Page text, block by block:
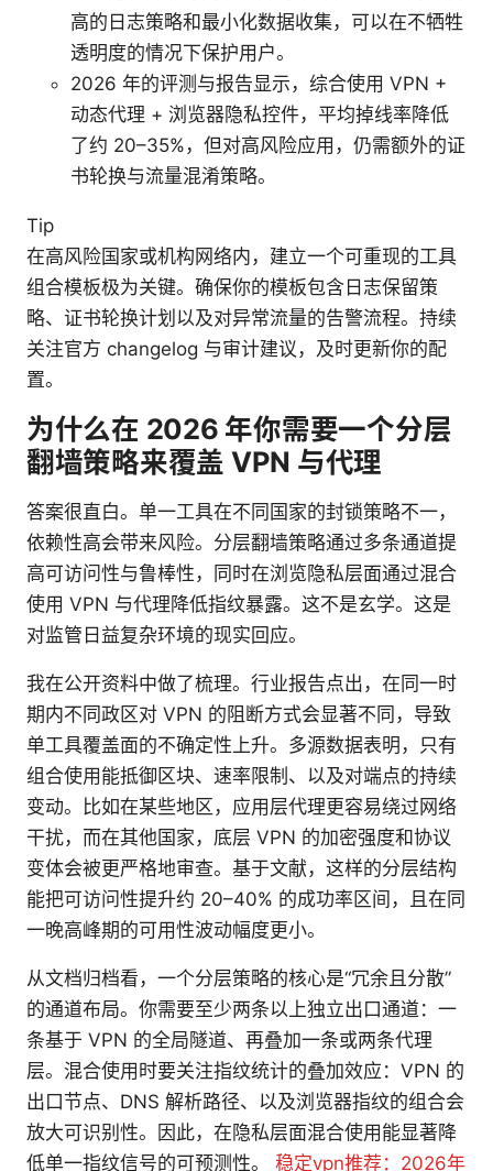
高的日志策略和最小化数据收集，可以在不牺牲
透明度的情况下保护用户。
2026 年的评测与报告显示，综合使用 VPN +
动态代理 + 浏览器隐私控件，平均掉线率降低
了约 20–35%，但对高风险应用，仍需额外的证
书轮换与流量混淆策略。
Tip
在高风险国家或机构网络内，建立一个可重现的工具
组合模板极为关键。确保你的模板包含日志保留策
略、证书轮换计划以及对异常流量的告警流程。持续
关注官方 changelog 与审计建议，及时更新你的配
置。
为什么在 2026 年你需要一个分层
翻墙策略来覆盖 VPN 与代理
答案很直白。单一工具在不同国家的封锁策略不一，
依赖性高会带来风险。分层翻墙策略通过多条通道提
高可访问性与鲁棒性，同时在浏览隐私层面通过混合
使用 VPN 与代理降低指纹暴露。这不是玄学。这是
对监管日益复杂环境的现实回应。
我在公开资料中做了梳理。行业报告点出，在同一时
期内不同政区对 VPN 的阻断方式会显著不同，导致
单工具覆盖面的不确定性上升。多源数据表明，只有
组合使用能抵御区块、速率限制、以及对端点的持续
变动。比如在某些地区，应用层代理更容易绕过网络
干扰，而在其他国家，底层 VPN 的加密强度和协议
变体会被更严格地审查。基于文献，这样的分层结构
能把可访问性提升约 20–40% 的成功率区间，且在同
一晚高峰期的可用性波动幅度更小。
从文档归档看，一个分层策略的核心是“冗余且分散”
的通道布局。你需要至少两条以上独立出口通道：一
条基于 VPN 的全局隧道、再叠加一条或两条代理
层。混合使用时要关注指纹统计的叠加效应：VPN 的
出口节点、DNS 解析路径、以及浏览器指纹的组合会
放大可识别性。因此，在隐私层面混合使用能显著降
低单一指纹信号的可预测性。 稳定vpn推荐：2026年